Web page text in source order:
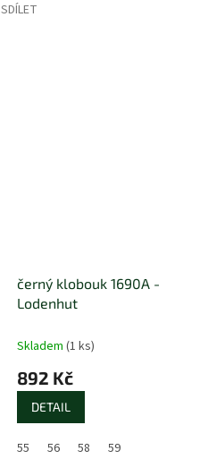
SDÍLET
černý klobouk 1690A -
Lodenhut
Skladem (1 ks)
892 Kč
DETAIL
55 56 58 59